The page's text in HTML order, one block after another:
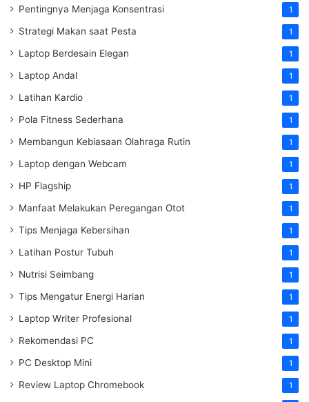
Pentingnya Menjaga Konsentrasi 1
Strategi Makan saat Pesta 1
Laptop Berdesain Elegan 1
Laptop Andal 1
Latihan Kardio 1
Pola Fitness Sederhana 1
Membangun Kebiasaan Olahraga Rutin 1
Laptop dengan Webcam 1
HP Flagship 1
Manfaat Melakukan Peregangan Otot 1
Tips Menjaga Kebersihan 1
Latihan Postur Tubuh 1
Nutrisi Seimbang 1
Tips Mengatur Energi Harian 1
Laptop Writer Profesional 1
Rekomendasi PC 1
PC Desktop Mini 1
Review Laptop Chromebook 1